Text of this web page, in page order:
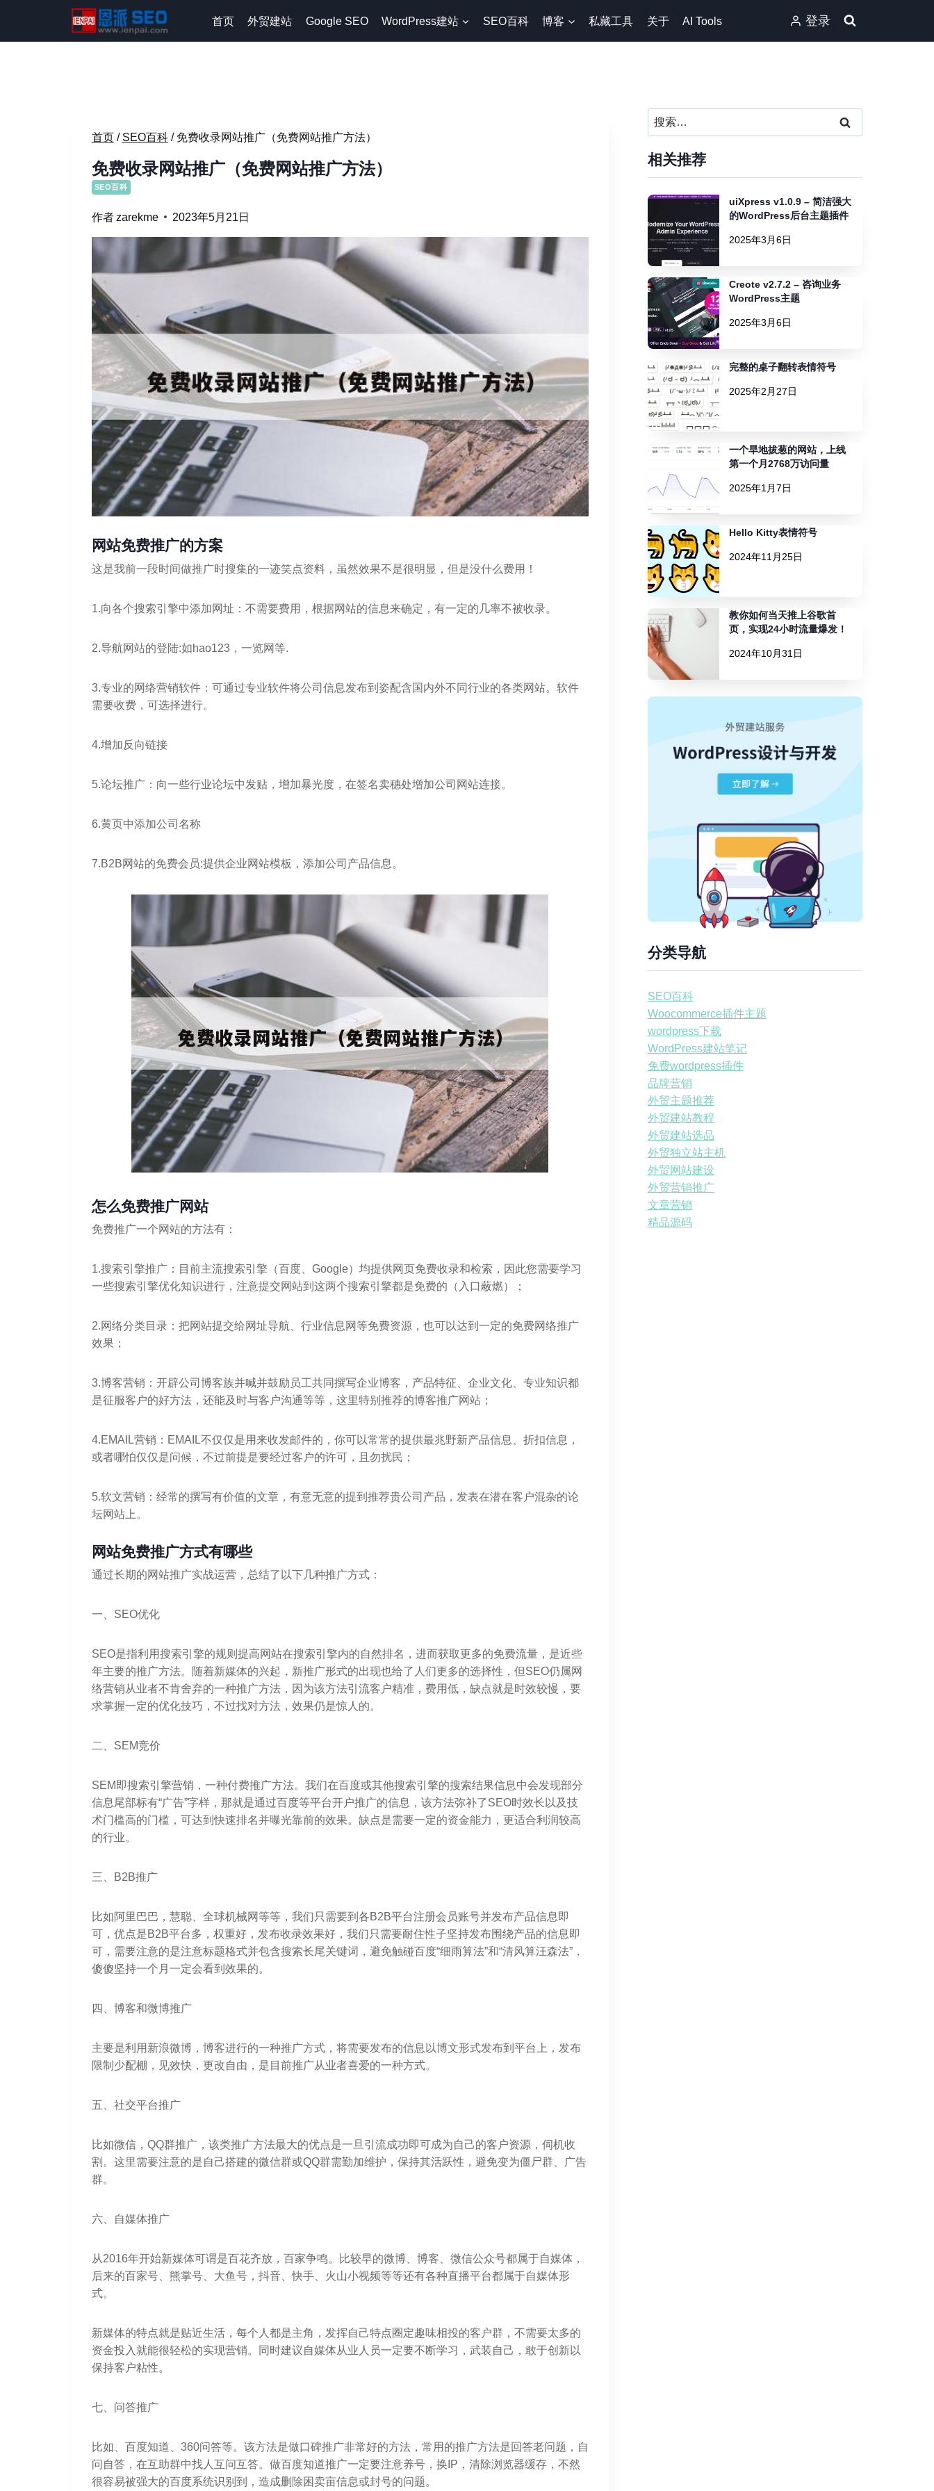
内
首页 外贸建站 Google SEO WordPress建站 SEO百科 博客 私藏工具 关于 AI Tools 登录
首页 / SEO百科 / 免费收录网站推广（免费网站推广方法）
免费收录网站推广（免费网站推广方法）
SEO百科
作者zarekme 2023年5月21日
网站免费推广的方案
这是我前一段时间做推广时搜集的一迹笑点资料，虽然效果不是很明显，但是没什么费用！
1.向各个搜索引擎中添加网址：不需要费用，根据网站的信息来确定，有一定的几率不被收录。
2.导航网站的登陆:如hao123，一览网等.
3.专业的网络营销软件：可通过专业软件将公司信息发布到姿配含国内外不同行业的各类网站。软件
需要收费，可选择进行。
4.增加反向链接
5.论坛推广：向一些行业论坛中发贴，增加暴光度，在签名卖穗处增加公司网站连接。
6.黄页中添加公司名称
7.B2B网站的免费会员:提供企业网站模板，添加公司产品信息。
怎么免费推广网站
免费推广一个网站的方法有：
1.搜索引擎推广：目前主流搜索引擎（百度、Google）均提供网页免费收录和检索，因此您需要学习
一些搜索引擎优化知识进行，注意提交网站到这两个搜索引擎都是免费的（入口蔽燃）；
2.网络分类目录：把网站提交给网址导航、行业信息网等免费资源，也可以达到一定的免费网络推广
效果；
3.博客营销：开辟公司博客族并喊并鼓励员工共同撰写企业博客，产品特征、企业文化、专业知识都
是征服客户的好方法，还能及时与客户沟通等等，这里特别推荐的博客推广网站；
4.EMAIL营销：EMAIL不仅仅是用来收发邮件的，你可以常常的提供最兆野新产品信息、折扣信息，
或者哪怕仅仅是问候，不过前提是要经过客户的许可，且勿扰民；
5.软文营销：经常的撰写有价值的文章，有意无意的提到推荐贵公司产品，发表在潜在客户混杂的论
坛网站上。
网站免费推广方式有哪些
通过长期的网站推广实战运营，总结了以下几种推广方式：
一、SEO优化
SEO是指利用搜索引擎的规则提高网站在搜索引擎内的自然排名，进而获取更多的免费流量，是近些
年主要的推广方法。随着新媒体的兴起，新推广形式的出现也给了人们更多的选择性，但SEO仍属网
络营销从业者不肯舍弃的一种推广方法，因为该方法引流客户精准，费用低，缺点就是时效较慢，要
求掌握一定的优化技巧，不过找对方法，效果仍是惊人的。
二、SEM竞价
SEM即搜索引擎营销，一种付费推广方法。我们在百度或其他搜索引擎的搜索结果信息中会发现部分
信息尾部标有“广告”字样，那就是通过百度等平台开户推广的信息，该方法弥补了SEO时效长以及技
术门槛高的门槛，可达到快速排名并曝光靠前的效果。缺点是需要一定的资金能力，更适合利润较高
的行业。
三、B2B推广
比如阿里巴巴，慧聪、全球机械网等等，我们只需要到各B2B平台注册会员账号并发布产品信息即
可，优点是B2B平台多，权重好，发布收录效果好，我们只需要耐住性子坚持发布围绕产品的信息即
可，需要注意的是注意标题格式并包含搜索长尾关键词，避免触碰百度“细雨算法”和“清风算汪森法”，
傻傻坚持一个月一定会看到效果的。
四、博客和微博推广
主要是利用新浪微博，博客进行的一种推广方式，将需要发布的信息以博文形式发布到平台上，发布
限制少配棚，见效快，更改自由，是目前推广从业者喜爱的一种方式。
五、社交平台推广
比如微信，QQ群推广，该类推广方法最大的优点是一旦引流成功即可成为自己的客户资源，伺机收
割。这里需要注意的是自己搭建的微信群或QQ群需勤加维护，保持其活跃性，避免变为僵尸群、广告
群。
六、自媒体推广
从2016年开始新媒体可谓是百花齐放，百家争鸣。比较早的微博、博客、微信公众号都属于自媒体，
后来的百家号、熊掌号、大鱼号，抖音、快手、火山小视频等等还有各种直播平台都属于自媒体形
式。
新媒体的特点就是贴近生活，每个人都是主角，发挥自己特点圈定趣味相投的客户群，不需要太多的
资金投入就能很轻松的实现营销。同时建议自媒体从业人员一定要不断学习，武装自己，敢于创新以
保持客户粘性。
七、问答推广
比如、百度知道、360问答等。该方法是做口碑推广非常好的方法，常用的推广方法是回答老问题，自
问自答，在互助群中找人互问互答。做百度知道推广一定要注意养号，换IP，清除浏览器缓存，不然
很容易被强大的百度系统识别到，造成删除困卖亩信息或封号的问题。
搜
索：
相关推荐
uiXpress v1.0.9 – 简洁强大
的WordPress后台主题插件
2025年3月6日
Creote v2.7.2 – 咨询业务
WordPress主题
2025年3月6日
完整的桌子翻转表情符号
2025年2月27日
一个旱地拔葱的网站，上线
第一个月2768万访问量
2025年1月7日
Hello Kitty表情符号
2024年11月25日
教你如何当天推上谷歌首
页，实现24小时流量爆发！
2024年10月31日
分类导航
SEO百科
Woocommerce插件主题
wordpress下载
WordPress建站笔记
免费wordpress插件
品牌营销
外贸主题推荐
外贸建站教程
外贸建站选品
外贸独立站主机
外贸网站建设
外贸营销推广
文章营销
精品源码